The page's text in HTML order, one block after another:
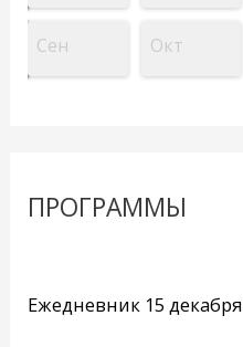
Сен Окт
ПРОГРАММЫ
Ежедневник 15 декабря